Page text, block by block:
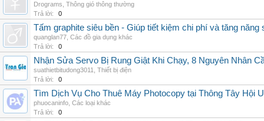
Drograms Thông gió thông thường
Trả lời:
0
Tấm graphite siêu bền - Giúp tiết kiệm chi phí và tăng năng
quanglan77 Các đồ gia dụng khác
Trả lời:
0
Nhận Sửa Servo Bị Rung Giật Khi Chạy, 8 Nguyên Nhân
suathietbitudong3011
Thiết bị điện
Trả lời:
0
Tìm Dịch Vụ Cho Thuê Máy Photocopy tại Thông Tây Hội
phuocaninfo Các loại khác
Trả lời:
0